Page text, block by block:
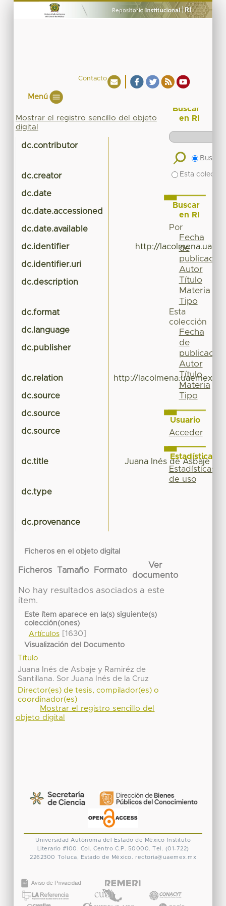
Contacto
Menú
Mostrar el registro sencillo del objeto
digital
dc.contributor
dc.creator
dc.date
dc.date.accessioned
dc.date.available
dc.identifier http://
dc.identifier.uri
dc.description
dc.format
dc.language
dc.publisher
dc.relation http://
dc.source
dc.source
dc.source
dc.title Juana Inés de Asbaje y
dc.type
dc.provenance
Ficheros en el objeto digital
Ficheros Tamaño Formato
Ver
documento
No hay resultados asociados a este
ítem.
Este ítem aparece en la(s) siguiente(s)
colección(ones)
Artículos[1630]
Visualización del Documento
Título
Juana Inés de Asbaje y Ramiréz de
Santillana. Sor Juana Inés de la Cruz
Director(es) de tesis, compilador(es) o
coordinador(es)
Mostrar el registro sencillo del
objeto digital
Buscar
en RI
Buscar
Esta
Buscar
en RI
Por
Fecha
de
publicación
Autor
Título
Materia
Tipo
Esta
colección
Fecha
de
publicación
Autor
Título
Materia
Tipo
Usuario
Acceder
Estadísticas
Estadísticas
de uso
Universidad Autónoma del Estado de México
Instituto
Literario #100. Col. Centro C.P. 50000. Tel. (01-722)
2262300 Toluca, Estado de México. rectoria@uaemex.mx